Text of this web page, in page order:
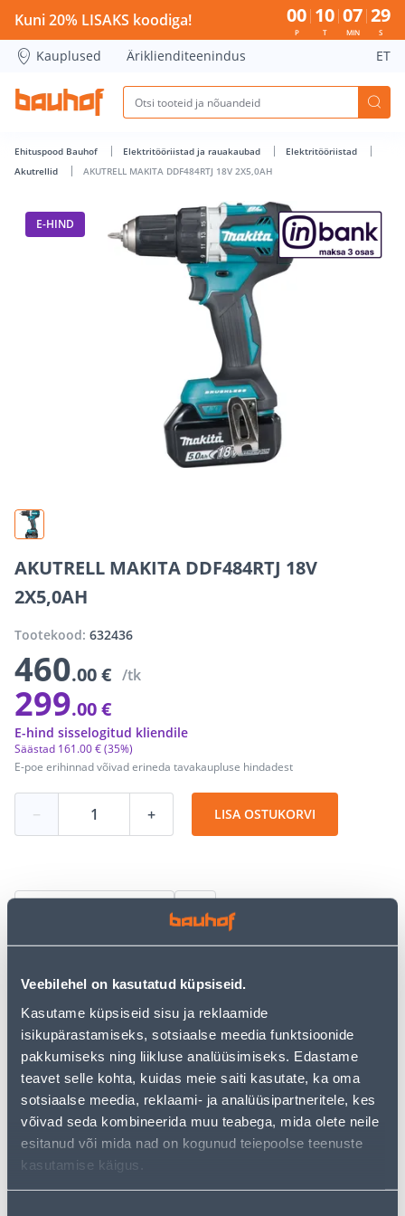
Veebilehel on kasutatud küpsiseid.
Kasutame küpsiseid sisu ja reklaamide
isikupärastamiseks, sotsiaalse meedia funktsioonide
pakkumiseks ning liikluse analüüsimiseks. Edastame
teavet selle kohta, kuidas meie saiti kasutate, ka oma
sotsiaalse meedia, reklaami- ja analüüsipartneritele, kes
võivad seda kombineerida muu teabega, mida olete neile
esitanud või mida nad on kogunud teiepoolse teenuste
kasutamise käigus.
AKUTRELL MAKITA DDF484RTJ 18V 2X5,0AH - Bauhof has
Kuni 20% LISAKS koodiga! 00
P
10
T
07
MIN
28
S
Kauplused Äriklienditeenindus ET
Ehituspood Bauhof Elektritööriistad ja rauakaubad
Elektritööriistad
Akutrellid
AKUTRELL MAKITA DDF484RTJ 18V 2X5,0AH
E-HIND
AKUTRELL MAKITA DDF484RTJ 18V
2X5,0AH
Tootekood: 632436
460.00 € /tk
299.00 €
E-poe erihinnad võivad erineda tavakaupluse hindadest
Säästad 161.00 €(35%)
E-hind sisselogitud kliendile
− + LISA OSTUKORVI
Järelmaksu kalkulaator
Sissemakse
Kuumakse 76 .67 €
Eeldatav kojuvedu 4,99 € al. 2-5 tööpäeva